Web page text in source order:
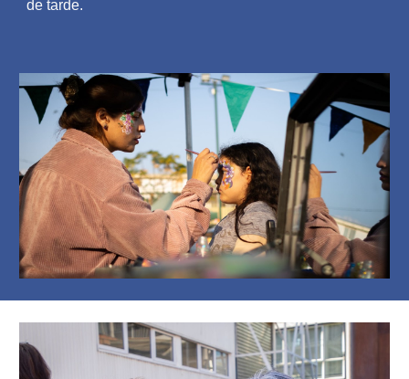
de tarde.